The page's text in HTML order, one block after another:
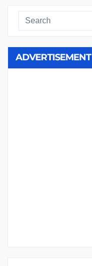
ADVERTISEMENT